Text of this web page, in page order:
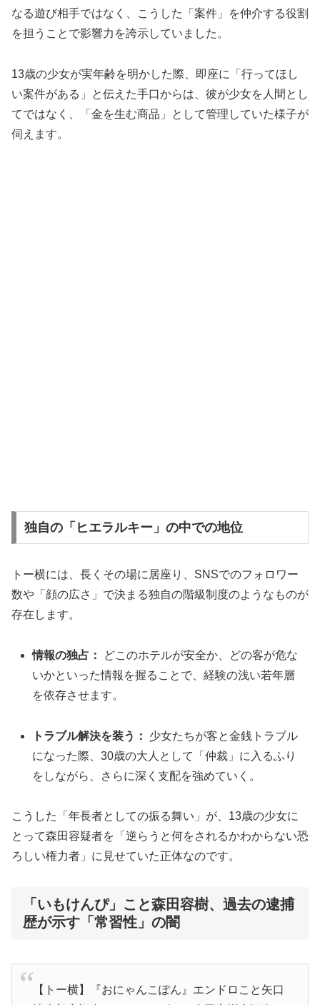
なる遊び相手ではなく、こうした「案件」を仲介する役割
を担うことで影響力を誇示していました。
13歳の少女が実年齢を明かした際、即座に「行ってほし
い案件がある」と伝えた手口からは、彼が少女を人間とし
てではなく、「金を生む商品」として管理していた様子が
伺えます。
独自の「ヒエラルキー」の中での地位
トー横には、長くその場に居座り、SNSでのフォロワー
数や「顔の広さ」で決まる独自の階級制度のようなものが
存在します。
情報の独占：
どこのホテルが安全か、どの客が危な
いかといった情報を握ることで、経験の浅い若年層
を依存させます。
トラブル解決を装う：
少女たちが客と金銭トラブル
になった際、30歳の大人として「仲裁」に入るふり
をしながら、さらに深く支配を強めていく。
こうした「年長者としての振る舞い」が、13歳の少女に
とって森田容疑者を「逆らうと何をされるかわからない恐
ろしい権力者」に見せていた正体なのです。
「いもけんぴ」こと森田容樹、過去の逮捕
歴が示す「常習性」の闇
【トー横】『おにゃんこぽん』エンドロこと矢口